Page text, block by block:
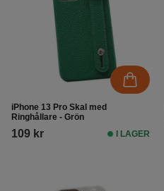
iPhone 13 Pro Skal med
Ringhållare - Grön
109 kr I LAGER